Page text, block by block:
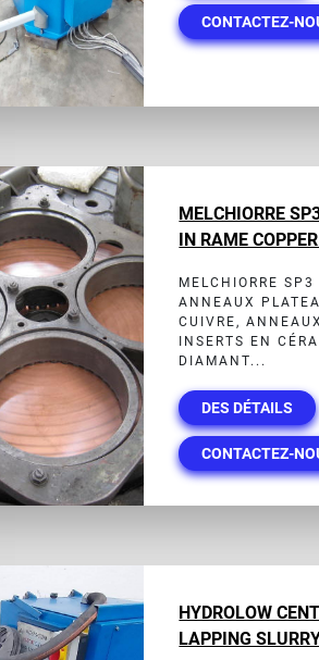
CONTACTEZ-
MELCHIORRE
IN RAME
MELCHIORRE
ANNEAUX
CUIVRE,
INSERTS EN
DIAMANT...
DES DÉTAILS
CONTACTEZ-
HYDROLOW
LAPPING